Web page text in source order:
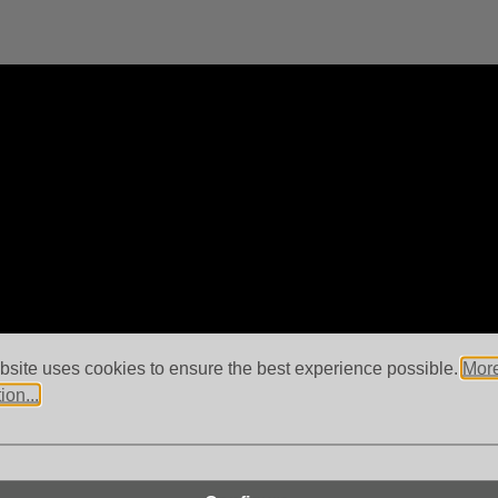
uses cookies to ensure the best experience possible.